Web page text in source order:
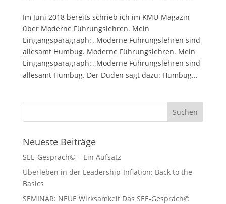
Im Juni 2018 bereits schrieb ich im KMU-Magazin
über Moderne Führungslehren. Mein
Eingangsparagraph: „Moderne Führungslehren sind
allesamt Humbug. Moderne Führungslehren. Mein
Eingangsparagraph: „Moderne Führungslehren sind
allesamt Humbug. Der Duden sagt dazu: Humbug...
Neueste Beiträge
SEE-Gespräch© – Ein Aufsatz
Überleben in der Leadership-Inflation: Back to the
Basics
SEMINAR: NEUE Wirksamkeit Das SEE-Gespräch©